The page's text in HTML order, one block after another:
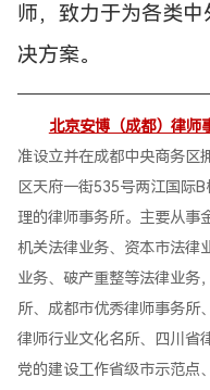
师，致力于为各类
决方案。
北京安博（成都）律师
准设立并在成都中央商务区
区天府一街535号两江国际
理的律师事务所。主要从事
机关法律业务、资本市法律
业务、破产重整等法律业务
所、成都市优秀律师事务所
律师行业文化名所、四川省
党的建设工作省级市示范点